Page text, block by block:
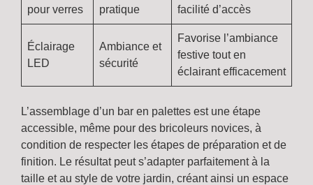
pour verres
pratique
facilité d’accès
Éclairage
LED
Ambiance et
sécurité
Favorise l’ambiance
festive tout en
éclairant efficacement
L’assemblage d’un bar en palettes est une étape
accessible, même pour des bricoleurs novices, à
condition de respecter les étapes de préparation et de
finition. Le résultat peut s’adapter parfaitement à la
taille et au style de votre jardin, créant ainsi un espace